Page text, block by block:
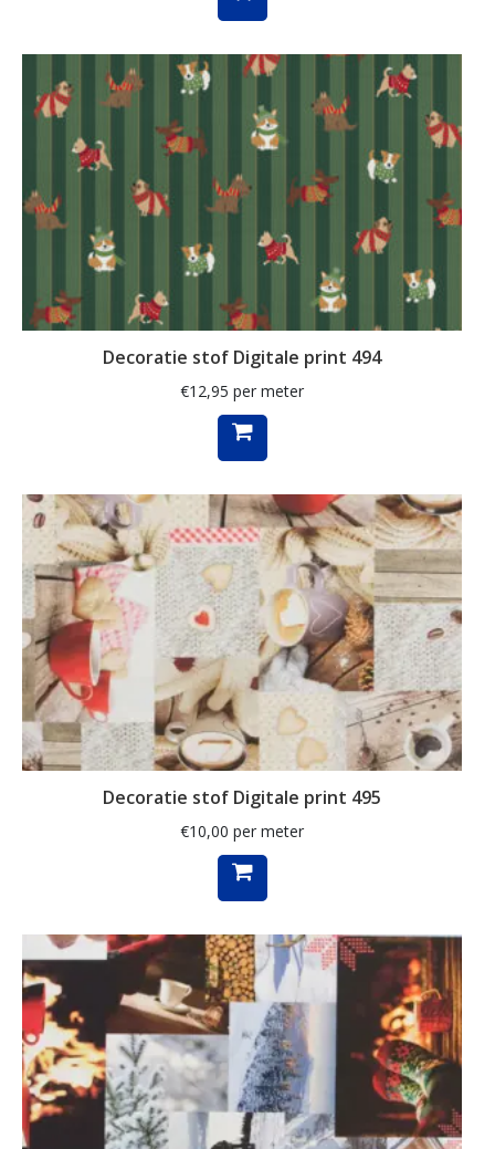
indoor
kaart
kabouter
kamille
katoen
kerstman
kerstster
keuken
kippen
klaproos
klaprozen
klaver
koeien
koffie
konijn
kraanvogel
krant
Decoratie stof Digitale print 494
€12,95 per meter
Decoratie stof Digitale print 495
€10,00 per meter